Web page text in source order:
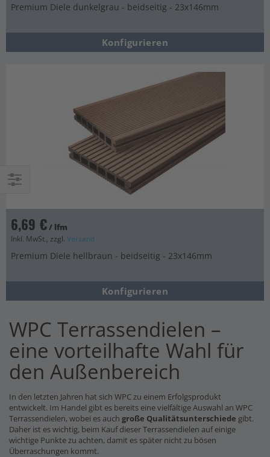
Premium Diele dunkelgrau - beidseitig - 23x146mm
Konfigurieren
6,69 €/ lfm
Inkl. MwSt., zzgl. Versand
Premium Diele hellbraun - beidseitig - 23x146mm
Konfigurieren
WPC Terrassendielen –
eine vorteilhafte Wahl für
den Außenbereich
In den letzten Jahren hat sich WPC zu einem Erfolgsprodukt
entwickelt. Im Handel gibt es bereits eine vielfältige Auswahl an WPC
Terrassendielen, wobei es auch große Qualitätsunterschiede gibt.
Daher ist es wichtig, beim Kauf dieser Terrassendielen auf einige
wichtige Punkte zu achten, damit es später nicht zu bösen
Überraschungen kommt.